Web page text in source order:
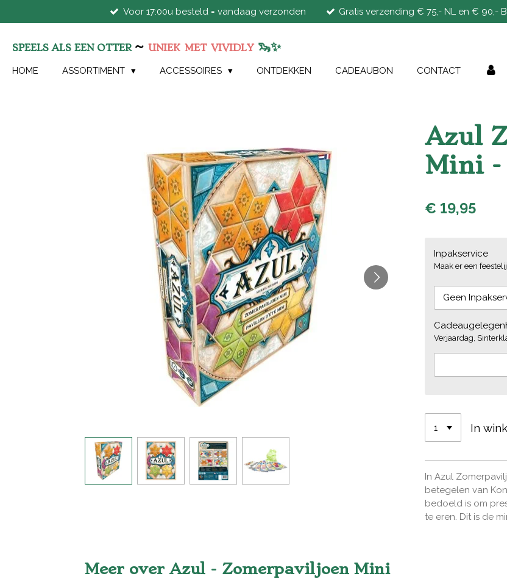
direct
de
hoofdinhoud
Voor 17:00u besteld = vandaag verzonden Gratis verzending € 75,- NL en € 90,-
SPEELS ALS EEN OTTER ~ UNIEK MET VIVIDLY 🦦✨
HOME ASSORTIMENT ACCESSOIRES ONTDEKKEN CADEAUBON CONTACT
Azul
Mini -
€ 19,95
Inpakservice
Maak er een
Verjaardag,
In
In Azul
betegelen van
bedoeld is om
te eren. Dit is de
Meer over Azul - Zomerpaviljoen Mini